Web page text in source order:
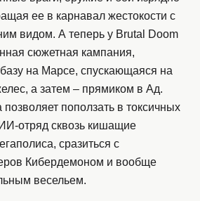
ее в карнавал жестокости с
видом. А теперь у Brutal Doom
сюжетная кампания,
на Марсе, спускающаяся на
а затем – прямиком в Ад.
поползать в токсичных
отряд сквозь кишащие
сразиться с
Кибердемоном и вообще
весельем.